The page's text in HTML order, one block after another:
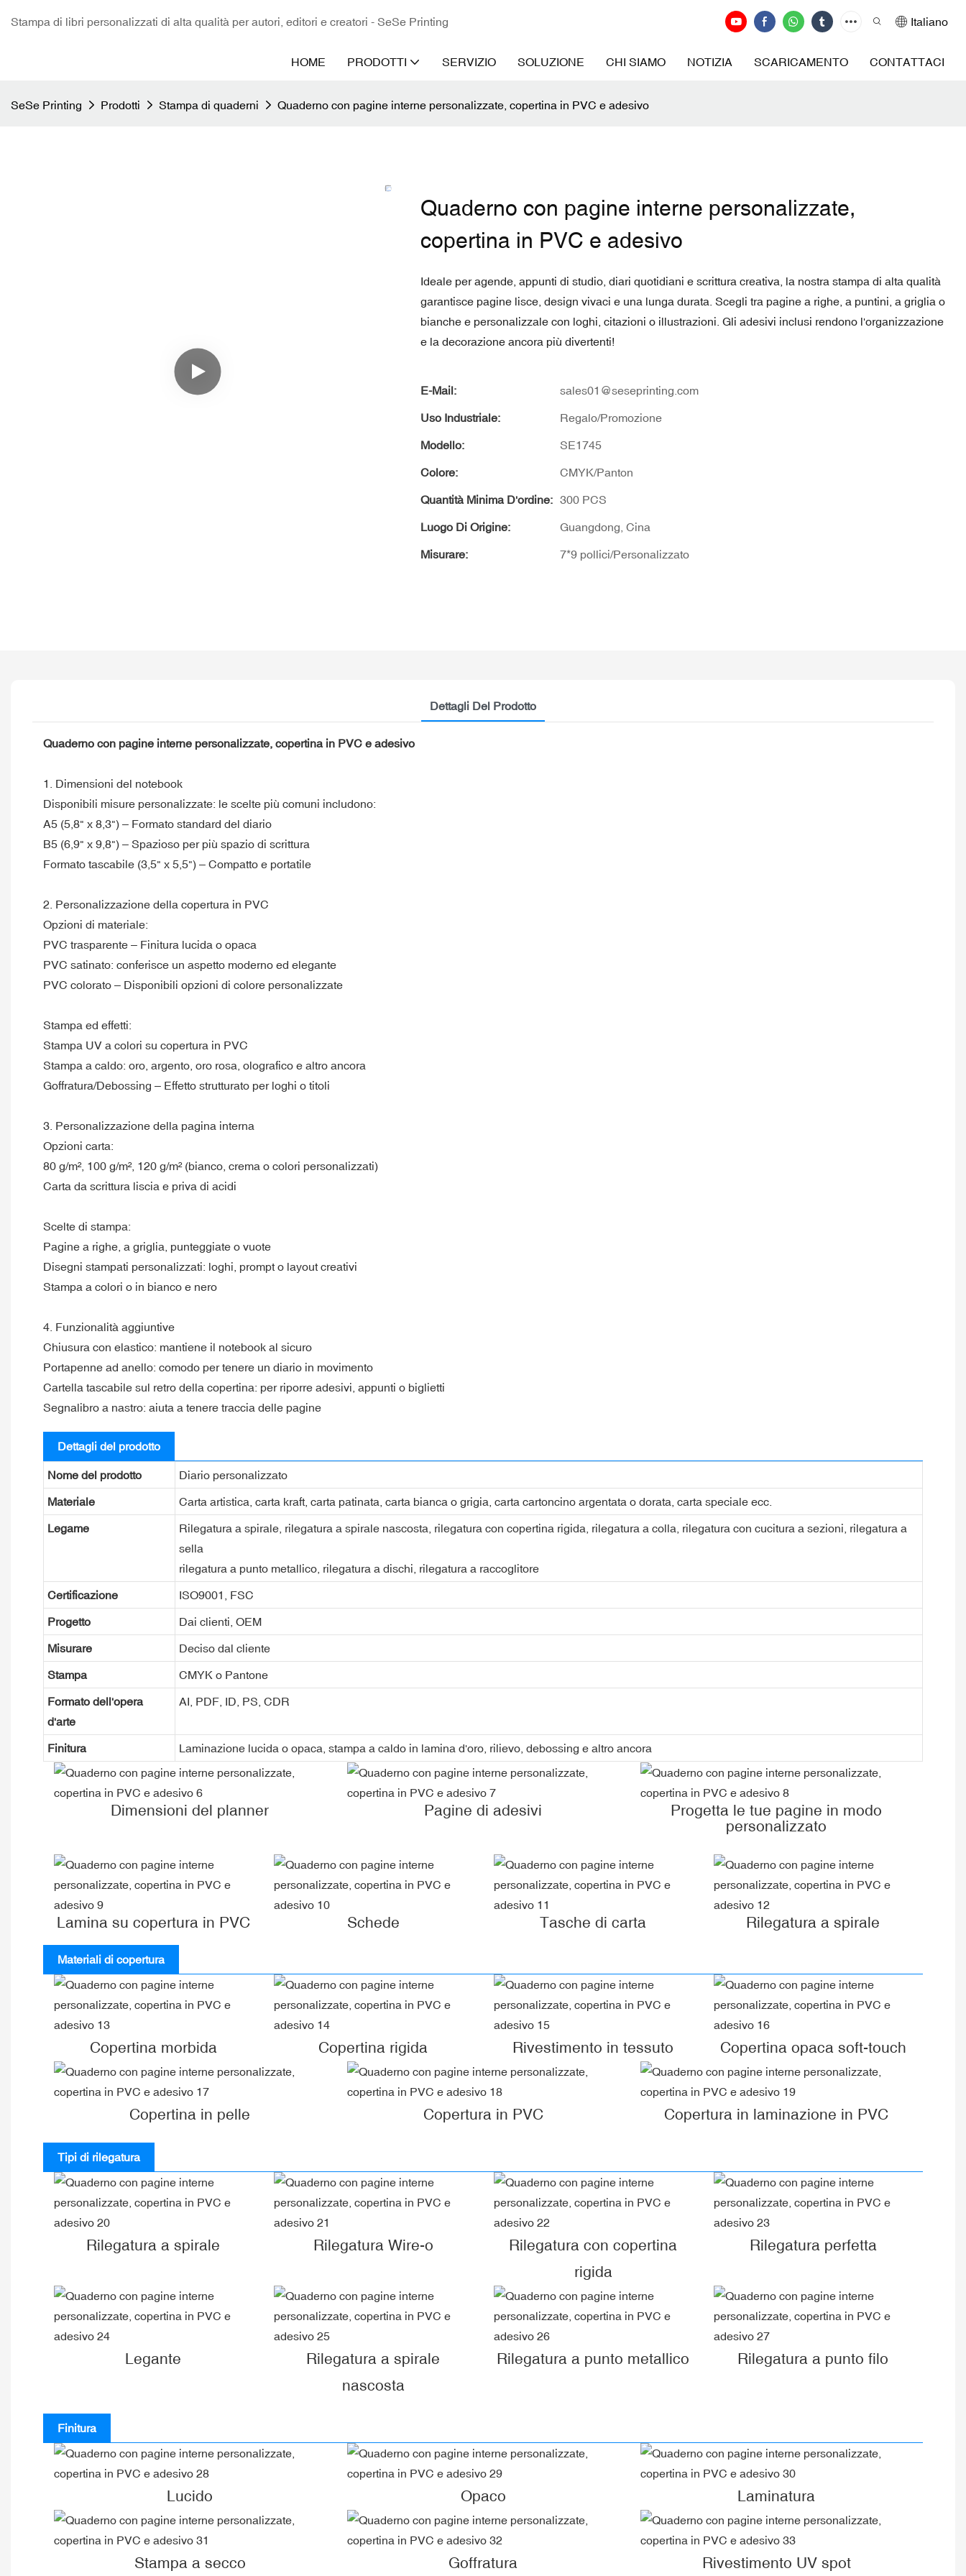
Stampa di libri personalizzati di alta qualità per autori, editori e creatori - SeSe Printing Italiano
HOME PRODOTTI SERVIZIO SOLUZIONE CHI SIAMO NOTIZIA SCARICAMENTO CONTATTACI
SeSe Printing Prodotti Stampa di quaderni Quaderno con pagine interne personalizzate, copertina in PVC e adesivo
Quaderno con pagine interne personalizzate,
copertina in PVC e adesivo
Ideale per agende, appunti di studio, diari quotidiani e scrittura creativa, la nostra stampa di alta qualità
garantisce pagine lisce, design vivaci e una lunga durata. Scegli tra pagine a righe, a puntini, a griglia o
bianche e personalizzale con loghi, citazioni o illustrazioni. Gli adesivi inclusi rendono l'organizzazione
e la decorazione ancora più divertenti!
E-Mail: sales01@seseprinting.com
Uso Industriale: Regalo/Promozione
Modello: SE1745
Colore: CMYK/Panton
Quantità Minima D'ordine: 300 PCS
Luogo Di Origine: Guangdong, Cina
Misurare: 7*9 pollici/Personalizzato
Dettagli Del Prodotto
Quaderno con pagine interne personalizzate, copertina in PVC e adesivo
1. Dimensioni del notebook
Disponibili misure personalizzate: le scelte più comuni includono:
A5 (5,8" x 8,3") – Formato standard del diario
B5 (6,9" x 9,8") – Spazioso per più spazio di scrittura
Formato tascabile (3,5" x 5,5") – Compatto e portatile
2. Personalizzazione della copertura in PVC
Opzioni di materiale:
PVC trasparente – Finitura lucida o opaca
PVC satinato: conferisce un aspetto moderno ed elegante
PVC colorato – Disponibili opzioni di colore personalizzate
Stampa ed effetti:
Stampa UV a colori su copertura in PVC
Stampa a caldo: oro, argento, oro rosa, olografico e altro ancora
Goffratura/Debossing – Effetto strutturato per loghi o titoli
3. Personalizzazione della pagina interna
Opzioni carta:
80 g/m², 100 g/m², 120 g/m² (bianco, crema o colori personalizzati)
Carta da scrittura liscia e priva di acidi
Scelte di stampa:
Pagine a righe, a griglia, punteggiate o vuote
Disegni stampati personalizzati: loghi, prompt o layout creativi
Stampa a colori o in bianco e nero
4. Funzionalità aggiuntive
Chiusura con elastico: mantiene il notebook al sicuro
Portapenne ad anello: comodo per tenere un diario in movimento
Cartella tascabile sul retro della copertina: per riporre adesivi, appunti o biglietti
Segnalibro a nastro: aiuta a tenere traccia delle pagine
Dettagli del prodotto
Nome del prodotto Diario personalizzato
Materiale Carta artistica, carta kraft, carta patinata, carta bianca o grigia, carta cartoncino argentata o dorata, carta speciale ecc.
Legame
Rilegatura a spirale, rilegatura a spirale nascosta, rilegatura con copertina rigida, rilegatura a colla, rilegatura con cucitura a sezioni, rilegatura a
sella
rilegatura a punto metallico, rilegatura a dischi, rilegatura a raccoglitore
Certificazione ISO9001, FSC
Progetto Dai clienti, OEM
Misurare Deciso dal cliente
Stampa CMYK o Pantone
Formato dell'opera
d'arte
AI, PDF, ID, PS, CDR
Finitura Laminazione lucida o opaca, stampa a caldo in lamina d'oro, rilievo, debossing e altro ancora
Dimensioni del planner Pagine di adesivi
Progetta le tue pagine in modo
personalizzato
Lamina su copertura in PVC Schede Tasche di carta Rilegatura a spirale
Materiali di copertura
Copertina morbida Copertina rigida Rivestimento in tessuto Copertina opaca soft-touch
Copertina in pelle Copertura in PVC Copertura in laminazione in PVC
Tipi di rilegatura
Rilegatura a spirale Rilegatura Wire-o
Rilegatura con copertina
rigida
Rilegatura perfetta
Legante
Rilegatura a spirale
nascosta
Rilegatura a punto metallico Rilegatura a punto filo
Finitura
Lucido Opaco Laminatura
Stampa a secco Goffratura Rivestimento UV spot